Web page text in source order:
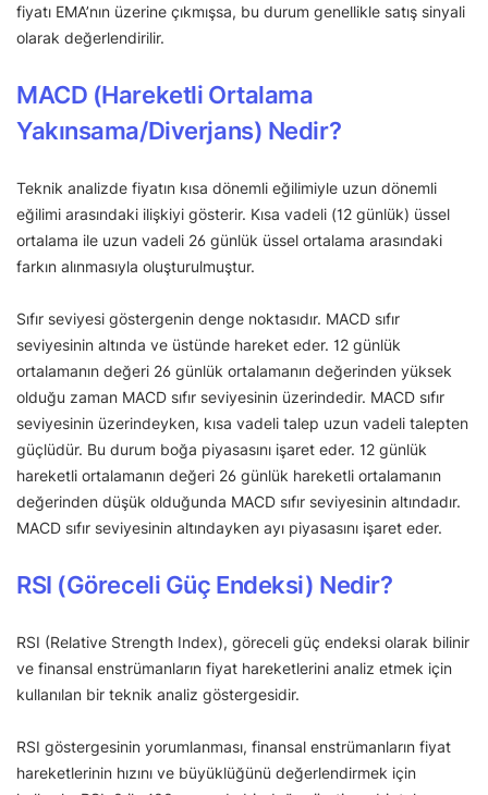
fiyatı EMA’nın üzerine çıkmışsa, bu durum genellikle satış sinyali
olarak değerlendirilir.
MACD (Hareketli Ortalama
Yakınsama/Diverjans) Nedir?
Teknik analizde fiyatın kısa dönemli eğilimiyle uzun dönemli
eğilimi arasındaki ilişkiyi gösterir. Kısa vadeli (12 günlük) üssel
ortalama ile uzun vadeli 26 günlük üssel ortalama arasındaki
farkın alınmasıyla oluşturulmuştur.
Sıfır seviyesi göstergenin denge noktasıdır. MACD sıfır
seviyesinin altında ve üstünde hareket eder. 12 günlük
ortalamanın değeri 26 günlük ortalamanın değerinden yüksek
olduğu zaman MACD sıfır seviyesinin üzerindedir. MACD sıfır
seviyesinin üzerindeyken, kısa vadeli talep uzun vadeli talepten
güçlüdür. Bu durum boğa piyasasını işaret eder. 12 günlük
hareketli ortalamanın değeri 26 günlük hareketli ortalamanın
değerinden düşük olduğunda MACD sıfır seviyesinin altındadır.
MACD sıfır seviyesinin altındayken ayı piyasasını işaret eder.
RSI (Göreceli Güç Endeksi) Nedir?
RSI (Relative Strength Index), göreceli güç endeksi olarak bilinir
ve finansal enstrümanların fiyat hareketlerini analiz etmek için
kullanılan bir teknik analiz göstergesidir.
RSI göstergesinin yorumlanması, finansal enstrümanların fiyat
hareketlerinin hızını ve büyüklüğünü değerlendirmek için